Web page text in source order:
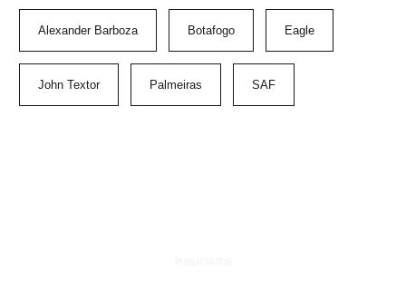
Alexander Barboza Botafogo Eagle
John Textor Palmeiras SAF